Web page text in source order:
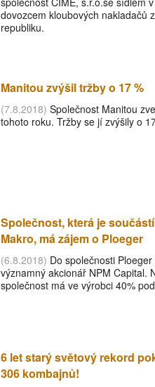
dovozcem kloubových nakladačů
republiku.
Manitou zvýšil tržby o 17 %
(7.8.2018) Společnost Manitou
tohoto roku. Tržby se jí zvýšily o
Společnost, která je
Makro, má zájem o Ploeger
(6.8.2018) Do společnosti
významný akcionář NPM Capital.
společnost má ve výrobci 40%
6 let starý světový rekord
306 kombajnů!